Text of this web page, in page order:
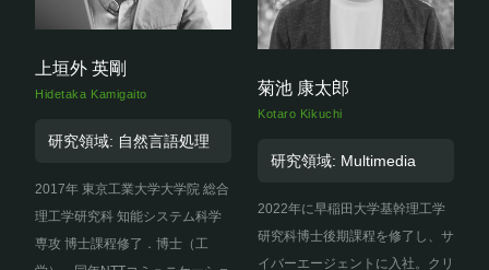
上垣外 英剛
Hidetaka Kamigaito
研究領域: 自然言語処理
2017年 東京工業大学大学院 総合
理工学研究科 知能システム科学
専攻 博士課程修了．博士（工
菊池 康太郎
Kotaro Kikuchi
研究領域: Multimedia
2022年に早稲田大学基幹理工学
研究科博士後期課程を修了し、サ
イバーエージェントに入社。クリ